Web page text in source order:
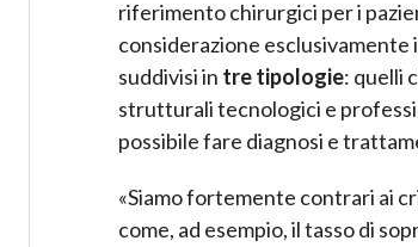
riferimento chirurgici per i
considerazione
suddivisi in tre tipologie: quelli
strutturali tecnologici e
possibile fare diagnosi e
«Siamo fortemente contrari ai
come, ad esempio, il tasso di